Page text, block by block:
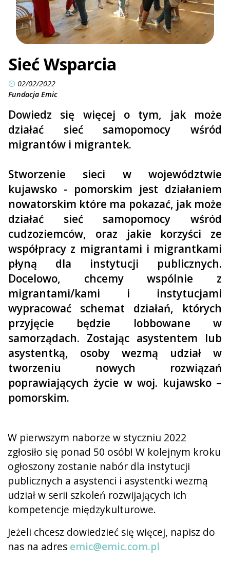
Sieć Wsparcia
02/02/2022
Fundacja Emic
Dowiedz się więcej o tym, jak może
działać sieć samopomocy wśród
migrantów i migrantek.
Stworzenie sieci w województwie
kujawsko - pomorskim jest działaniem
nowatorskim które ma pokazać, jak może
działać sieć samopomocy wśród
cudzoziemców, oraz jakie korzyści ze
współpracy z migrantami i migrantkami
płyną dla instytucji publicznych.
Docelowo, chcemy wspólnie z
migrantami/kami i instytucjami
wypracować schemat działań, których
przyjęcie będzie lobbowane w
samorządach. Zostając asystentem lub
asystentką, osoby wezmą udział w
tworzeniu nowych rozwiązań
poprawiających życie w woj. kujawsko –
pomorskim.
W pierwszym naborze w styczniu 2022
zgłosiło się ponad 50 osób! W kolejnym kroku
ogłoszony zostanie nabór dla instytucji
publicznych a asystenci i asystentki wezmą
udział w serii szkoleń rozwijających ich
kompetencje międzykulturowe.
Jeżeli chcesz dowiedzieć się więcej, napisz do
nas na adres emic@emic.com.pl